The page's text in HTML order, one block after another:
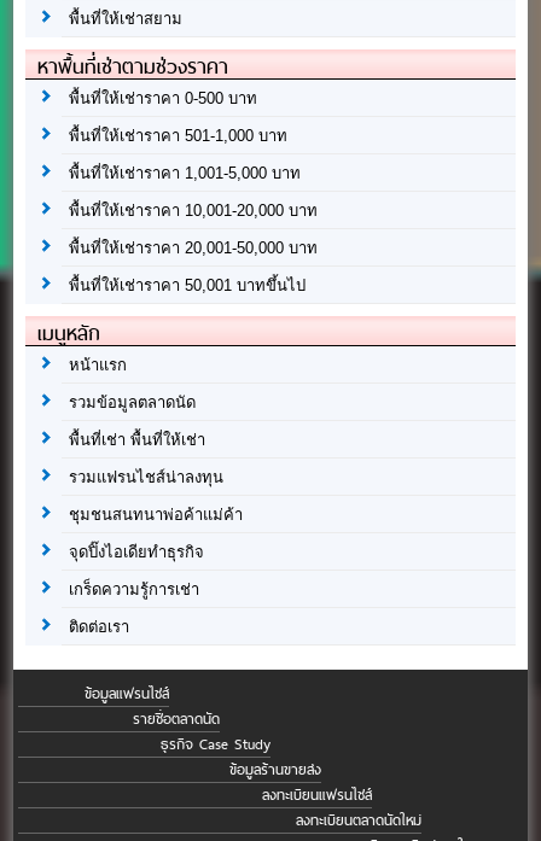
พื้นที่ให้เช่าสยาม
หาพื้นที่เช่าตามช่วงราคา
พื้นที่ให้เช่าราคา 0-500 บาท
พื้นที่ให้เช่าราคา 501-1,000 บาท
พื้นที่ให้เช่าราคา 1,001-5,000 บาท
พื้นที่ให้เช่าราคา 10,001-20,000 บาท
พื้นที่ให้เช่าราคา 20,001-50,000 บาท
พื้นที่ให้เช่าราคา 50,001 บาทขึ้นไป
เมนูหลัก
หน้าแรก
รวมข้อมูลตลาดนัด
พื้นที่เช่า พื้นที่ให้เช่า
รวมแฟรนไชส์น่าลงทุน
ชุมชนสนทนาพ่อค้าแม่ค้า
จุดปิ๊งไอเดียทำธุรกิจ
เกร็ดความรู้การเช่า
ติดต่อเรา
ข้อมูลแฟรนไชส์
รายชื่อตลาดนัด
ธุรกิจ Case Study
ข้อมูลร้านขายส่ง
ลงทะเบียนแฟรนไชส์
ลงทะเบียนตลาดนัดใหม่